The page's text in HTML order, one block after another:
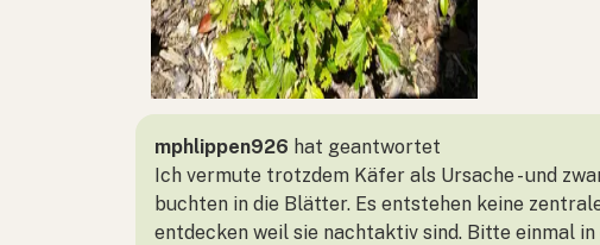
mphlippen926 hat geantwortet
Ich vermute trotzdem Käfer als Ursache - und
buchten in die Blätter. Es entstehen keine
entdecken weil sie nachtaktiv sind. Bitte einmal